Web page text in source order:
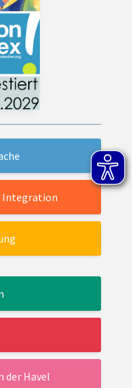
Integration
der Havel